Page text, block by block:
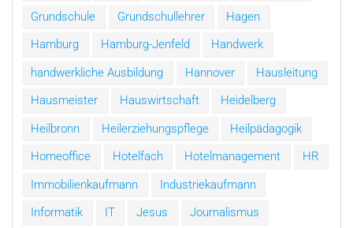
Grundschule
Grundschullehrer
Hagen
Hamburg
Hamburg-Jenfeld
Handwerk
handwerkliche Ausbildung
Hannover
Hausleitung
Hausmeister
Hauswirtschaft
Heidelberg
Heilbronn
Heilerziehungspflege
Heilpädagogik
Homeoffice
Hotelfach Hotelmanagement
HR
Immobilienkaufmann
Industriekaufmann
Informatik
IT Jesus
Journalismus